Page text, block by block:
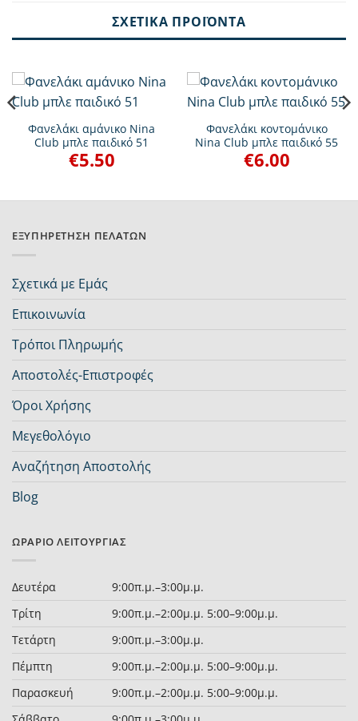
ΣΧΕΤΙΚΆ ΠΡΟΪΌΝΤΑ
Φανελάκι αμάνικο Nina
Club μπλε παιδικό 51
€5.50
Φανελάκι κοντομάνικο
Nina Club μπλε παιδικό 55
€6.00
ΕΞΥΠΗΡΈΤΗΣΗ ΠΕΛΑΤΏΝ
Σχετικά με Εμάς
Επικοινωνία
Τρόποι Πληρωμής
Αποστολές-Επιστροφές
Όροι Χρήσης
Μεγεθολόγιο
Αναζήτηση Αποστολής
Blog
ΩΡΆΡΙΟ ΛΕΙΤΟΥΡΓΊΑΣ
Δευτέρα
9:00π.μ.–3:00μ.μ.
Τρίτη
9:00π.μ.–2:00μ.μ. 5:00–9:00μ.μ.
Τετάρτη
9:00π.μ.–3:00μ.μ.
Πέμπτη
9:00π.μ.–2:00μ.μ. 5:00–9:00μ.μ.
Παρασκευή
9:00π.μ.–2:00μ.μ. 5:00–9:00μ.μ.